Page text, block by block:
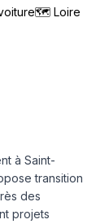
🗺 Loire
à Saint-
transition
des
projets